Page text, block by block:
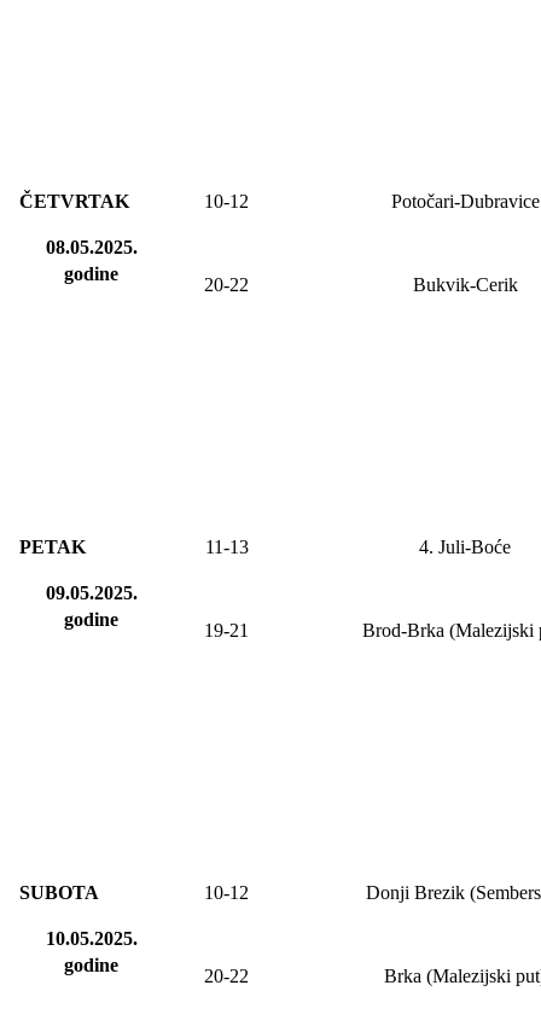
ČETVRTAK
08.05.2025.
godine
10-12 Potočari-Dubravice
20-22 Bukvik-Cerik
PETAK
09.05.2025.
godine
11-13 4. Juli-Boće
19-21 Brod-Brka (Malezijski
SUBOTA
10.05.2025.
godine
10-12 Donji Brezik
20-22 Brka (Malezijski